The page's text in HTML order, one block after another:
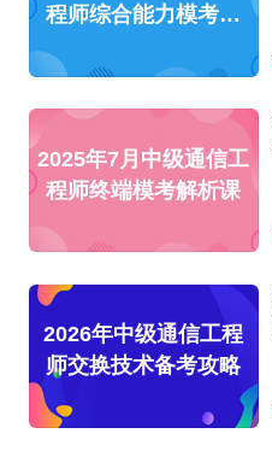
程师综合能力模考解
2025年7月中级通信工
程师终端模考解析课
2026年中级通信工程
师交换技术备考攻略